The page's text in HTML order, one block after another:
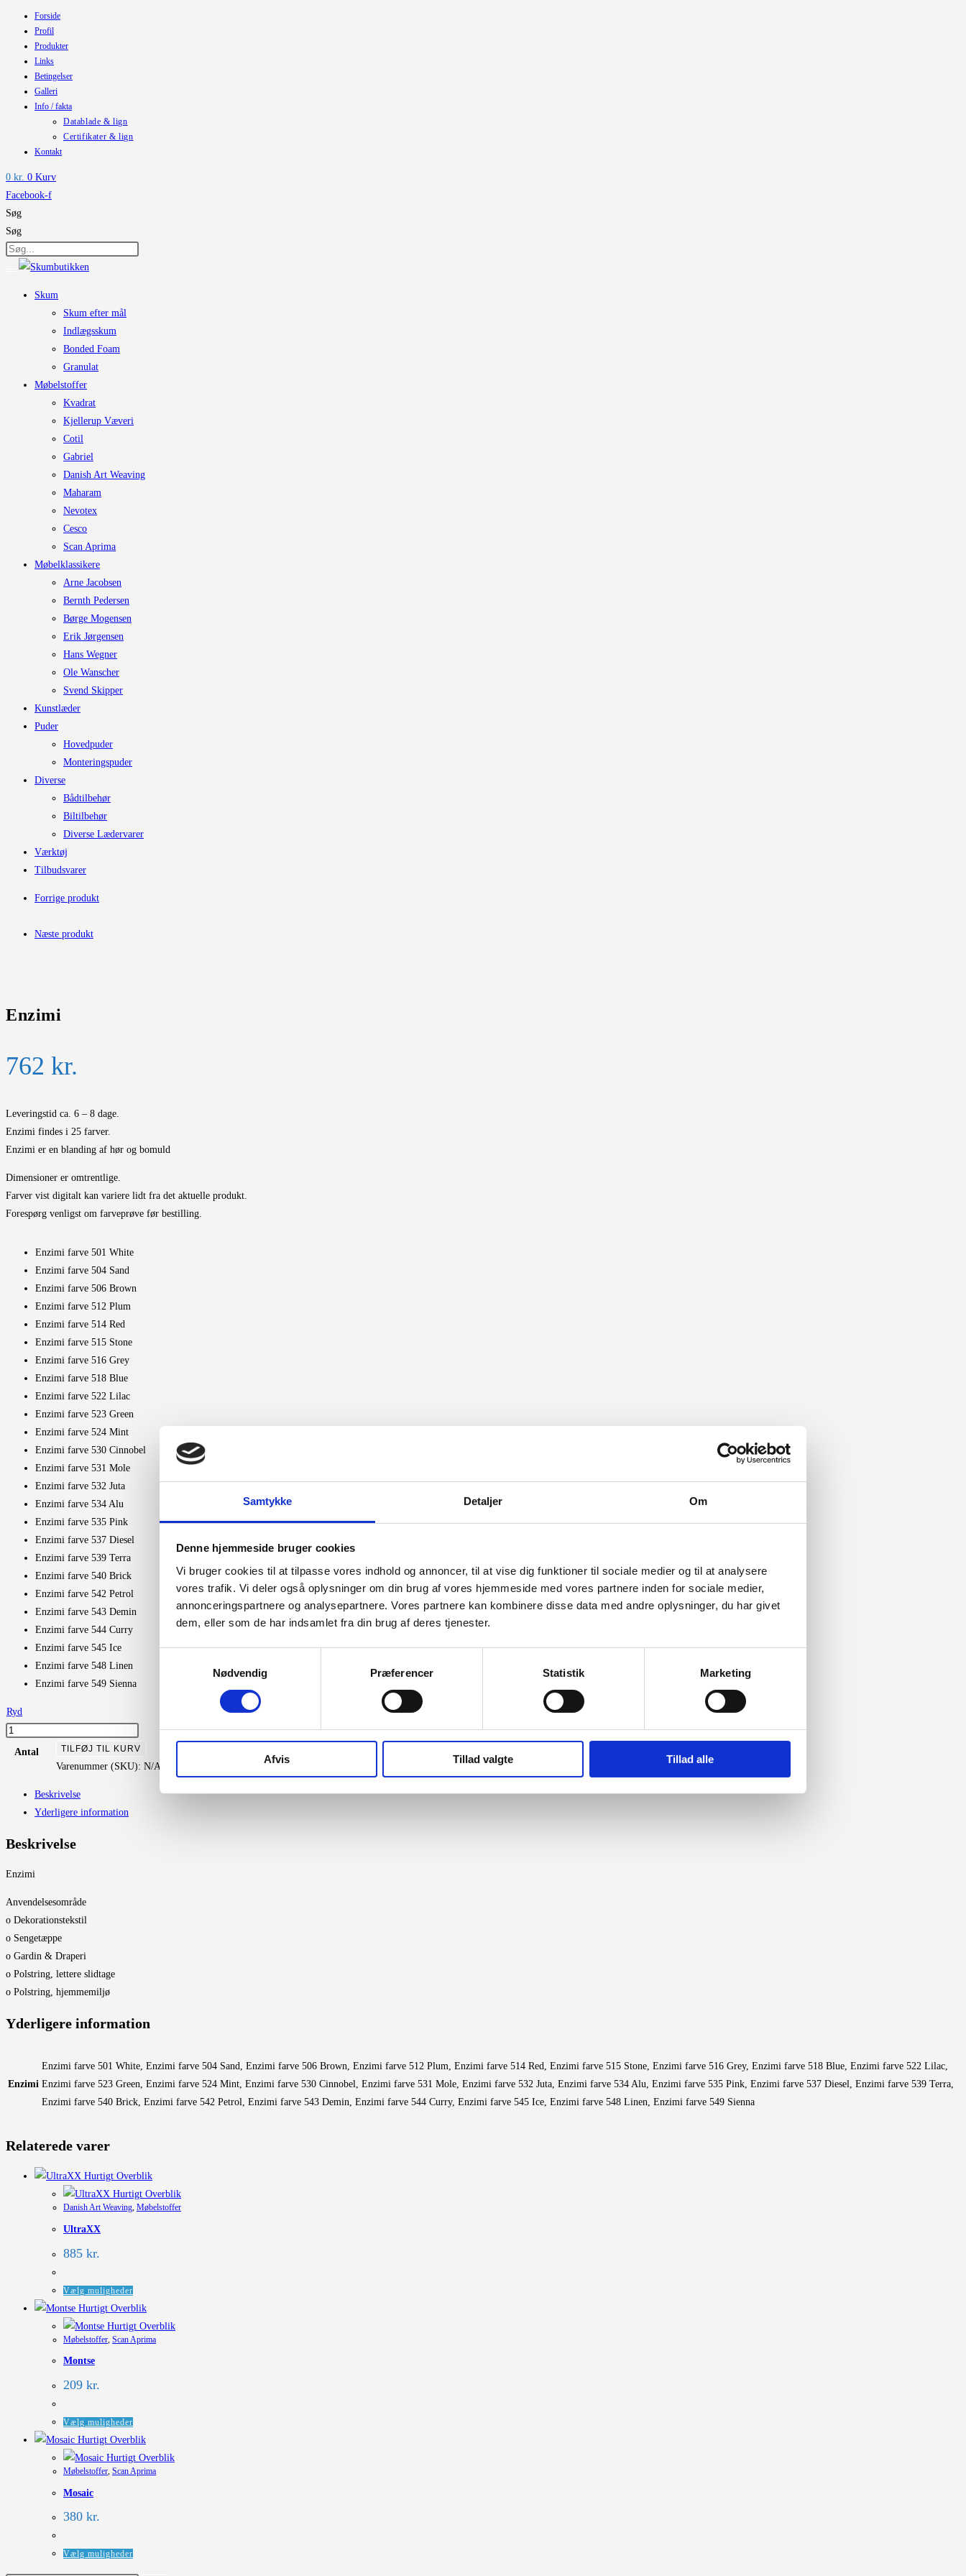
Samtykke Detaljer Om
Denne hjemmeside bruger cookies
Vi bruger cookies til at tilpasse vores indhold og annoncer, til at vise dig funktioner til sociale medier og til at analysere
vores trafik. Vi deler også oplysninger om din brug af vores hjemmeside med vores partnere inden for sociale medier,
annonceringspartnere og analysepartnere. Vores partnere kan kombinere disse data med andre oplysninger, du har givet
dem, eller som de har indsamlet fra din brug af deres tjenester.
Nødvendig
Præferencer Statistik Marketing
Afvis Tillad valgte Tillad alle
Forside
Profil
Produkter
Links
Betingelser
Galleri
Info / fakta
Datablade & lign
Certifikater & lign
Kontakt
0 kr. 0 Kurv
Facebook-f
Søg
Søg
Skum
Skum efter mål
Indlægsskum
Bonded Foam
Granulat
Møbelstoffer
Kvadrat
Kjellerup Væveri
Cotil
Gabriel
Danish Art Weaving
Maharam
Nevotex
Cesco
Scan Aprima
Møbelklassikere
Arne Jacobsen
Bernth Pedersen
Børge Mogensen
Erik Jørgensen
Hans Wegner
Ole Wanscher
Svend Skipper
Kunstlæder
Puder
Hovedpuder
Monteringspuder
Diverse
Bådtilbehør
Biltilbehør
Diverse Lædervarer
Værktøj
Tilbudsvarer
Forrige produkt
Næste produkt
Enzimi
762 kr.
Leveringstid ca. 6 – 8 dage.
Enzimi findes i 25 farver.
Enzimi er en blanding af hør og bomuld
Dimensioner er omtrentlige.
Farver vist digitalt kan variere lidt fra det aktuelle produkt.
Forespørg venligst om farveprøve før bestilling.
Enzimi farve 501 White
Enzimi farve 504 Sand
Enzimi farve 506 Brown
Enzimi farve 512 Plum
Enzimi farve 514 Red
Enzimi farve 515 Stone
Enzimi farve 516 Grey
Enzimi farve 518 Blue
Enzimi farve 522 Lilac
Enzimi farve 523 Green
Enzimi farve 524 Mint
Enzimi farve 530 Cinnobel
Enzimi farve 531 Mole
Enzimi farve 532 Juta
Enzimi farve 534 Alu
Enzimi farve 535 Pink
Enzimi farve 537 Diesel
Enzimi farve 539 Terra
Enzimi farve 540 Brick
Enzimi farve 542 Petrol
Enzimi farve 543 Demin
Enzimi farve 544 Curry
Enzimi farve 545 Ice
Enzimi farve 548 Linen
Enzimi farve 549 Sienna
Ryd
Enzimi
antalAntal TILFØJ TIL KURV
Varenummer (SKU): N/A , Nevotex
Beskrivelse
Yderligere information
Beskrivelse
Enzimi
Anvendelsesområde
o Dekorationstekstil
o Sengetæppe
o Gardin & Draperi
o Polstring, lettere slidtage
o Polstring, hjemmemiljø
Yderligere information
Enzimi
Enzimi farve 501 White, Enzimi farve 504 Sand, Enzimi farve 506 Brown, Enzimi farve 512 Plum, Enzimi farve 514 Red, Enzimi farve 515 Stone, Enzimi farve 516 Grey, Enzimi farve 518 Blue, Enzimi farve 522 Lilac,
Enzimi farve 523 Green, Enzimi farve 524 Mint, Enzimi farve 530 Cinnobel, Enzimi farve 531 Mole, Enzimi farve 532 Juta, Enzimi farve 534 Alu, Enzimi farve 535 Pink, Enzimi farve 537 Diesel, Enzimi farve 539 Terra,
Enzimi farve 540 Brick, Enzimi farve 542 Petrol, Enzimi farve 543 Demin, Enzimi farve 544 Curry, Enzimi farve 545 Ice, Enzimi farve 548 Linen, Enzimi farve 549 Sienna
Relaterede varer
Hurtigt Overblik
Hurtigt Overblik
Danish Art Weaving, Møbelstoffer
UltraXX
885 kr.
Vælg mulighederDette
vare
har
flere
vælges
Hurtigt Overblik
Hurtigt Overblik
Møbelstoffer Scan Aprima
Montse
209 kr.
Vælg muligheder
vare
har
flere
vælges
Hurtigt Overblik
Hurtigt Overblik
Møbelstoffer, Scan Aprima
Mosaic
380 kr.
Vælg muligheder